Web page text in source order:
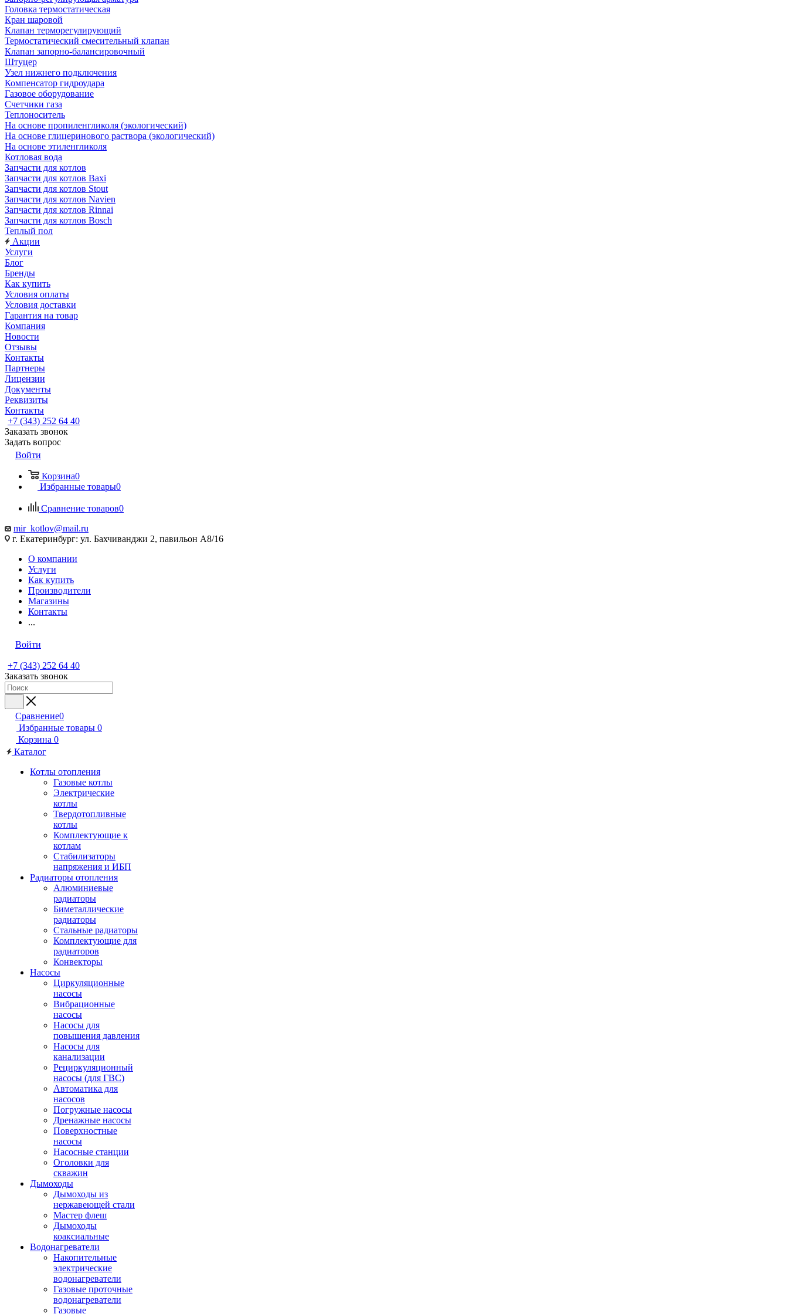
Головка термостатическая
Кран шаровой
Клапан терморегулирующий
Термостатический смесительный клапан
Клапан запорно-балансировочный
Штуцер
Узел нижнего подключения
Компенсатор гидроудара
Газовое оборудование
Счетчики газа
Теплоноситель
На основе пропиленгликоля (экологический)
На основе глицеринового раствора (экологический)
На основе этиленгликоля
Котловая вода
Запчасти для котлов
Запчасти для котлов Baxi
Запчасти для котлов Stout
Запчасти для котлов Navien
Запчасти для котлов Rinnai
Запчасти для котлов Bosch
Теплый пол
Акции
Услуги
Блог
Бренды
Как купить
Условия оплаты
Условия доставки
Гарантия на товар
Компания
Новости
Отзывы
Контакты
Партнеры
Лицензии
Документы
Реквизиты
Контакты
+7 (343) 252 64 40
Заказать звонок
Задать вопрос
Войти
Корзина0
Избранные товары0
Сравнение товаров0
mir_kotlov@mail.ru
г. Екатеринбург: ул. Бахчиванджи 2, павильон А8/16
О компании
Услуги
Как купить
Производители
Магазины
Контакты
...
Войти
+7 (343) 252 64 40
Заказать звонок
Сравнение0
Избранные товары 0
Корзина 0
Каталог
Котлы отопления
Газовые котлы
Электрические
котлы
Твердотопливные
котлы
Комплектующие к
котлам
Стабилизаторы
напряжения и ИБП
Радиаторы отопления
Алюминиевые
радиаторы
Биметаллические
радиаторы
Стальные радиаторы
Комплектующие для
радиаторов
Конвекторы
Насосы
Циркуляционные
насосы
Вибрационные
насосы
Насосы для
повышения давления
Насосы для
канализации
Рециркуляционный
насосы (для ГВС)
Автоматика для
насосов
Погружные насосы
Дренажные насосы
Поверхностные
насосы
Насосные станции
Оголовки для
скважин
Дымоходы
Дымоходы из
нержавеющей стали
Мастер флеш
Дымоходы
коаксиальные
Водонагреватели
Накопительные
электрические
водонагреватели
Газовые проточные
водонагреватели
Газовые